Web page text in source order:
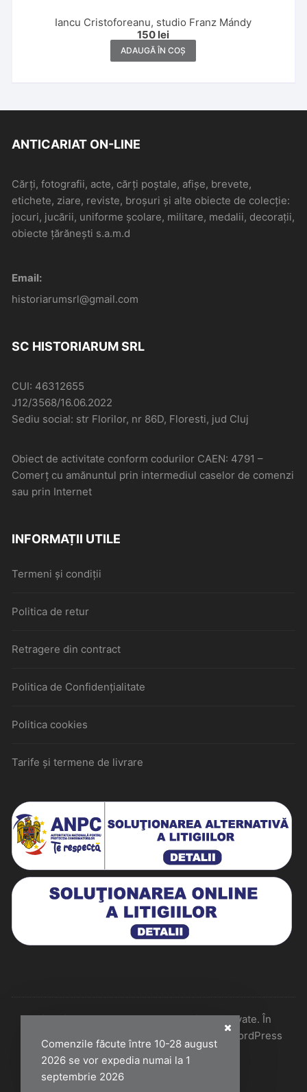
Comenzile făcute între 10-28 august
2026 se vor expedia numai la 1
septembrie 2026
Iancu Cristoforeanu, studio Franz Mándy
150 lei
ADAUGĂ ÎN COȘ
ANTICARIAT ON-LINE
Cărți, fotografii, acte, cărți poștale, afișe, brevete,
etichete, ziare, reviste, broșuri și alte obiecte de colecție:
jocuri, jucării, uniforme școlare, militare, medalii, decorații,
obiecte țărănești s.a.m.d
Email:
historiarumsrl@gmail.com
SC HISTORIARUM SRL
CUI: 46312655
J12/3568/16.06.2022
Sediu social: str Florilor, nr 86D, Floresti, jud Cluj
Obiect de activitate conform codurilor CAEN: 4791 –
Comerţ cu amănuntul prin intermediul caselor de comenzi
sau prin Internet
INFORMAȚII UTILE
Termeni și condiții
Politica de retur
Retragere din contract
Politica de Confidențialitate
Politica cookies
Tarife și termene de livrare
Historiarum 2026 - Toate drepturile rezervate. În
colaborare cu Perfect Pixel & Mentenanță WordPress